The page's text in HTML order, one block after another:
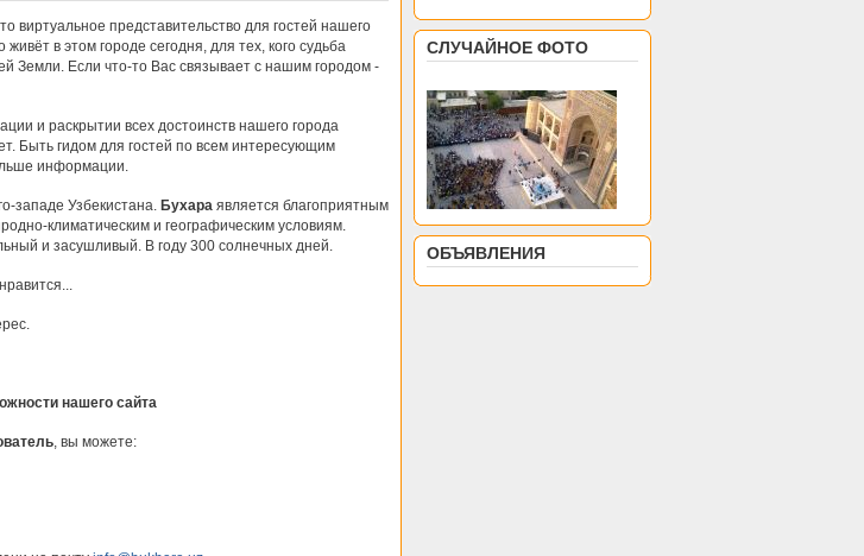
виртуальное представительство для гостей нашего
в этом городе сегодня, для тех, кого судьба
Земли. Если что-то Вас связывает с нашим городом -
и раскрытии всех достоинств нашего города
Быть гидом для гостей по всем интересующим
информации.
западе Узбекистана. Бухараявляется благоприятным
климатическим и географическим условиям.
и засушливый. В году 300 солнечных дней.
нашего сайта
, вы можете:
СЛУЧАЙНОЕ ФОТО
ОБЪЯВЛЕНИЯ